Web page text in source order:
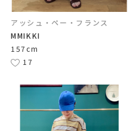
アッシュ・ペー・フランス
MMIKKI
157cm
17